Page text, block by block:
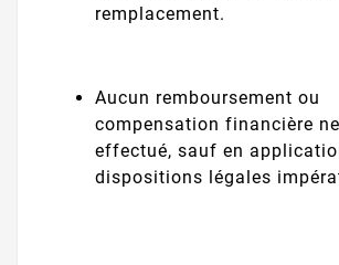
remplacement.
Aucun remboursement ou
compensation financière
effectué, sauf en
dispositions légales